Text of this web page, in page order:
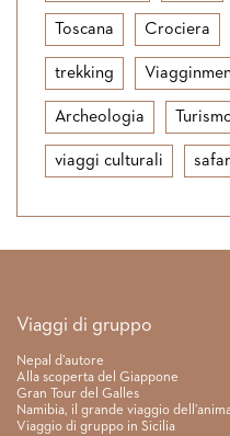
Toscana Crociera
trekking
Archeologia
viaggi culturali
Link rapidi
Viaggi di gruppo
Nepal d’autore
Alla scoperta del Giappone
Gran Tour del Galles
Namibia, il grande viaggio
Viaggio di gruppo in Sicilia